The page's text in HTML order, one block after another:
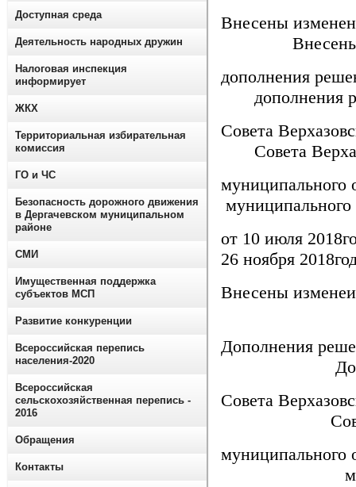
Внесены
Внесены
дополнения
Совета
Совета
от 10
26 ноября
Внесены
Совета
Совета
Доступная среда
Деятельность народных дружин
Налоговая инспекция
информирует
ЖКХ
Территориальная избирательная
комиссия
ГО и ЧС
Безопасность дорожного движения
в Дергачевском муниципальном
районе
СМИ
Имущественная поддержка
субъектов МСП
Развитие конкуренции
Всероссийская перепись
населения-2020
Всероссийская
сельскохозяйственная перепись -
2016
Обращения
Контакты